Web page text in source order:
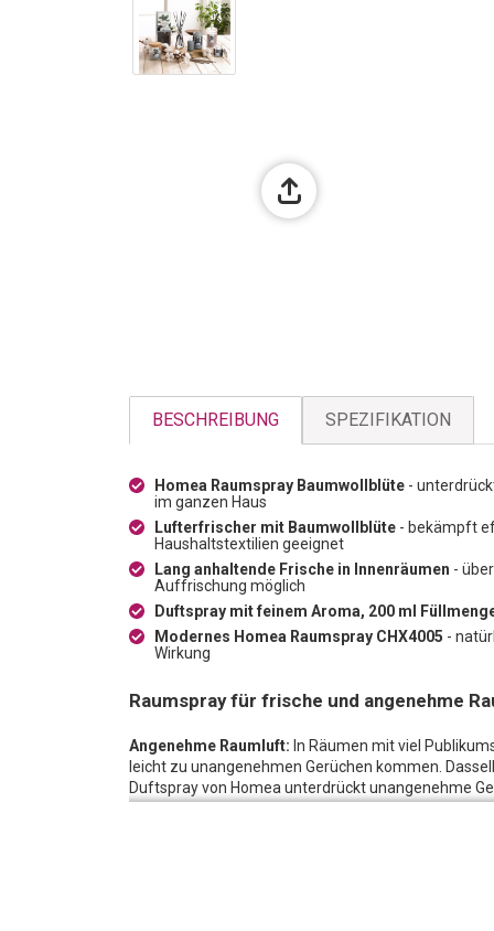
BESCHREIBUNG SPEZIFIKATION
Homea Raumspray Baumwollblüte -
im ganzen Haus
Lufterfrischer mit Baumwollblüte - bekämpft
Haushaltstextilien geeignet
Lang anhaltende Frische in Innenräumen -
Auffrischung möglich
Duftspray mit feinem Aroma, 200 ml
Modernes Homea Raumspray CHX4005 -
Wirkung
Raumspray für frische und angenehme
Angenehme Raumluft: In Räumen mit viel
leicht zu unangenehmen Gerüchen kommen.
Duftspray von Homea unterdrückt unangenehme